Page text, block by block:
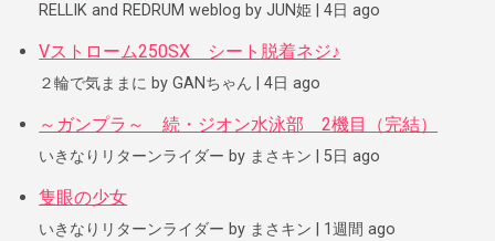
RELLIK and REDRUM weblog by JUN姫 4日 ago
Vストローム250SX シート脱着ネジ♪
２輪で気ままに by GANちゃん 4日 ago
～ガンプラ～ 続・ジオン水泳部 2機目（完結）
いきなりリターンライダー by まさキン 5日 ago
隻眼の少女
いきなりリターンライダー by まさキン 1週間 ago